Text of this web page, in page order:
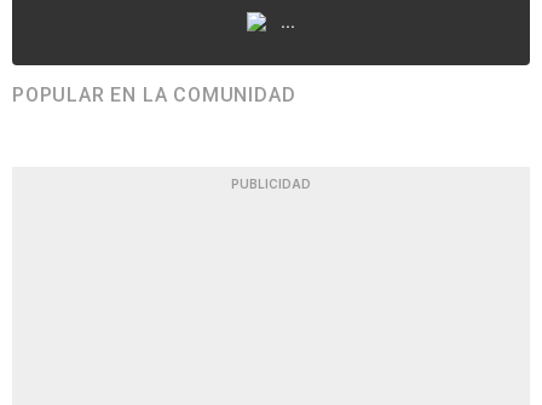
...
POPULAR EN LA COMUNIDAD
PUBLICIDAD